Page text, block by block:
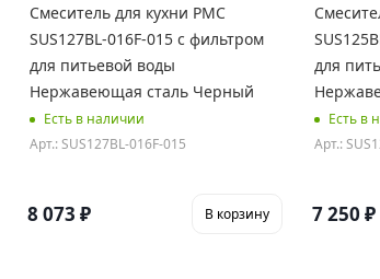
Смеситель для кухни РМС
SUS127BL-016F-015 с фильтром
для питьевой воды
Нержавеющая сталь Черный
Есть в наличии
Арт.: SUS127BL-016F-015
8 073 ₽ В корзину
для
Есть в
Арт.:
7 250 ₽